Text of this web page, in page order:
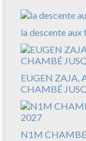
la descente
EUGEN ZAJA,
CHAMBÉ
N1M